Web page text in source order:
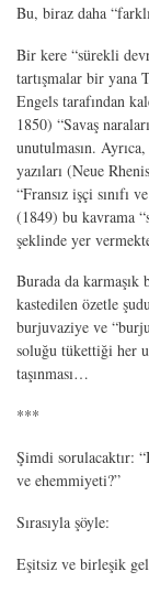
Bu, biraz daha
Bir kere “sürekli
tartışmalar bir yana
Engels tarafından
1850) “Savaş
unutulmasın.
yazıları (Neue
“Fransız işçi sınıfı
(1849) bu kavrama
şeklinde yer
Burada da
kastedilen özetle
burjuvaziye ve
soluğu tükettiği her
taşınması…
***
Şimdi sorulacaktır:
ve ehemmiyeti?”
Sırasıyla şöyle:
Eşitsiz ve birleşik